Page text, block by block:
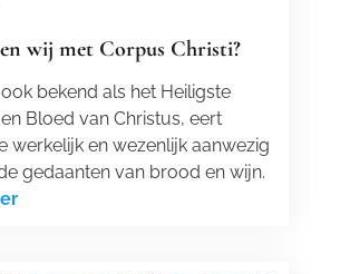
wij met Corpus Christi?
bekend als het Heiligste
Bloed van Christus, eert
werkelijk en wezenlijk aanwezig
gedaanten van brood en wijn.